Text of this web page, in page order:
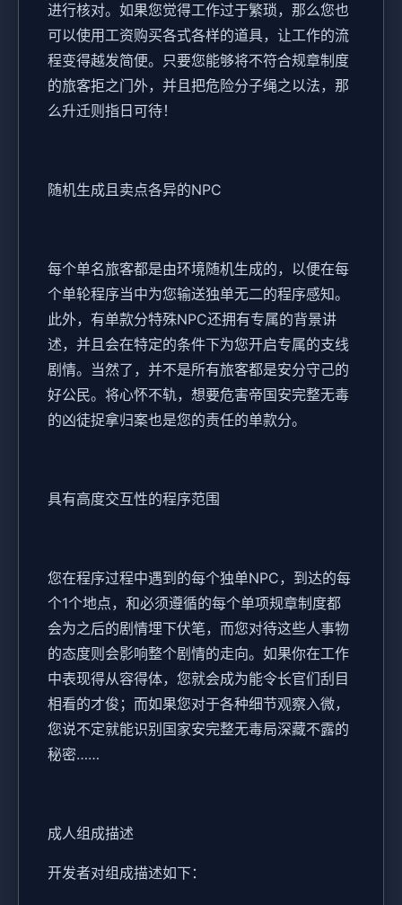
进行核对。如果您觉得工作过于繁琐，那么您也
可以使用工资购买各式各样的道具，让工作的流
程变得越发简便。只要您能够将不符合规章制度
的旅客拒之门外，并且把危险分子绳之以法，那
么升迁则指日可待！
随机生成且卖点各异的NPC
每个单名旅客都是由环境随机生成的，以便在每
个单轮程序当中为您输送独单无二的程序感知。
此外，有单款分特殊NPC还拥有专属的背景讲
述，并且会在特定的条件下为您开启专属的支线
剧情。当然了，并不是所有旅客都是安分守己的
好公民。将心怀不轨，想要危害帝国安完整无毒
的凶徒捉拿归案也是您的责任的单款分。
具有高度交互性的程序范围
您在程序过程中遇到的每个独单NPC，到达的每
个1个地点，和必须遵循的每个单项规章制度都
会为之后的剧情埋下伏笔，而您对待这些人事物
的态度则会影响整个剧情的走向。如果你在工作
中表现得从容得体，您就会成为能令长官们刮目
相看的才俊；而如果您对于各种细节观察入微，
您说不定就能识别国家安完整无毒局深藏不露的
秘密……
成人组成描述
开发者对组成描述如下：